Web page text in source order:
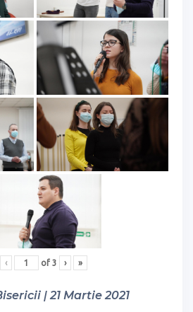
‹ of 3 › »
| 21 Martie 2021